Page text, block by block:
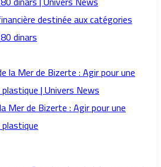
destinée aux catégories
dinars
Mer de Bizerte : Agir pour une